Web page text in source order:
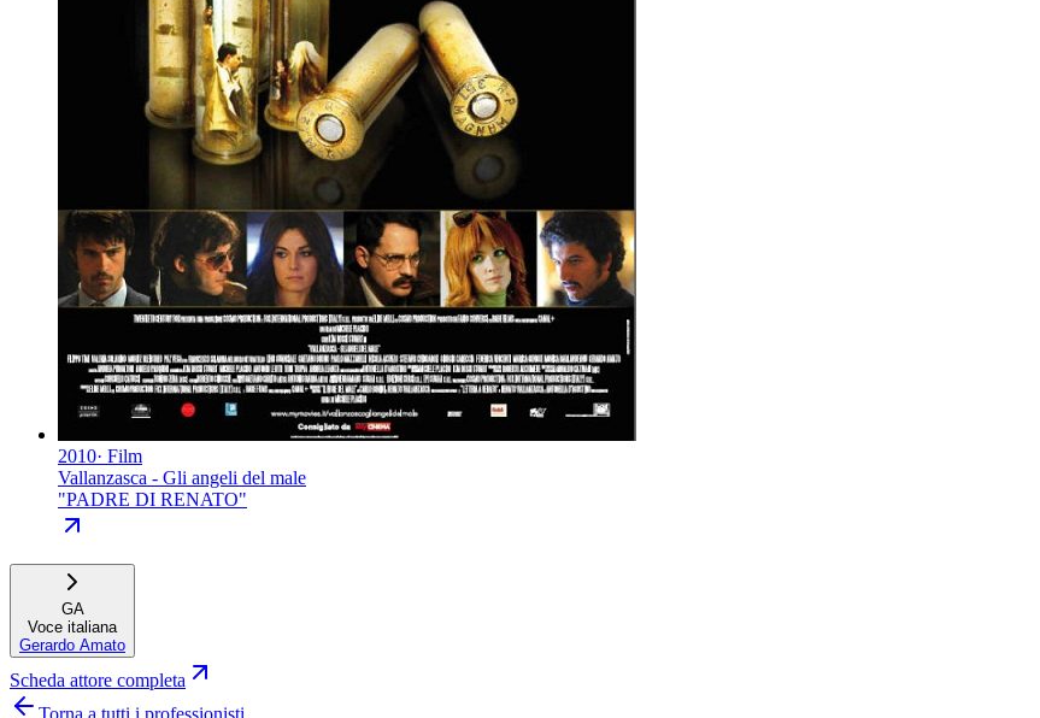
2010· Film
Vallanzasca - Gli angeli del male
"PADRE DI RENATO"
GA
Voce italiana
Gerardo Amato
Scheda attore completa